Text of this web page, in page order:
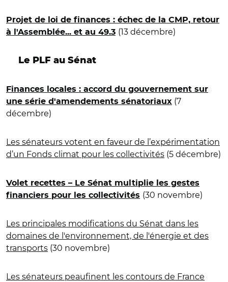
Projet de loi de finances : échec de la CMP, retour
à l'Assemblée... et au 49.3 (13 décembre)
Le PLF au Sénat
Finances locales : accord du gouvernement sur
une série d'amendements sénatoriaux (7
décembre)
Les sénateurs votent en faveur de l’expérimentation
d’un Fonds climat pour les collectivités (5 décembre)
Volet recettes – Le Sénat multiplie les gestes
financiers pour les collectivités (30 novembre)
Les principales modifications du Sénat dans les
domaines de l'environnement, de l'énergie et des
transports (30 novembre)
Les sénateurs peaufinent les contours de France